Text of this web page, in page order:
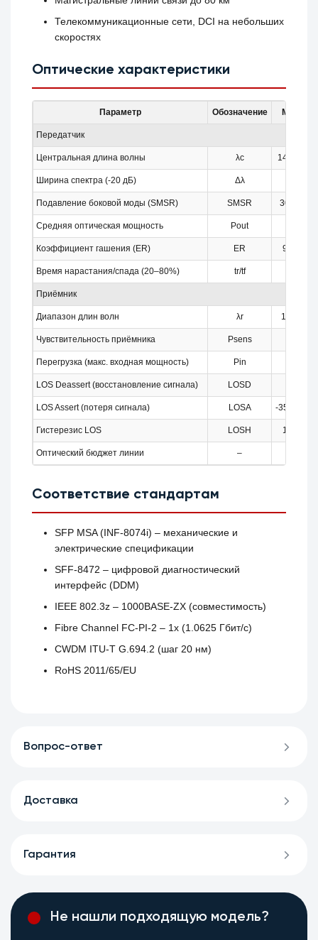
Телекоммуникационные сети, DCI на небольших
скоростях
Оптические характеристики
Параметр Обозначение Мин.
Передатчик
Центральная длина волны λc 1483.5
Ширина спектра (-20 дБ) Δλ
Подавление боковой моды (SMSR) SMSR 30 дБ
Средняя оптическая мощность Pout
Коэффициент гашения (ER) ER 9 дБ
Время нарастания/спада (20–80%) tr/tf
Приёмник
Диапазон длин волн λr 1260
Чувствительность приёмника Psens
Перегрузка (макс. входная мощность) Pin
LOS Deassert (восстановление сигнала) LOSD
LOS Assert (потеря сигнала) LOSA -35 дБм
Гистерезис LOS LOSH 1 дБ
Оптический бюджет линии –
Соответствие стандартам
SFP MSA (INF‑8074i) – механические и
электрические спецификации
SFF‑8472 – цифровой диагностический
интерфейс (DDM)
IEEE 802.3z – 1000BASE‑ZX (совместимость)
Fibre Channel FC‑PI‑2 – 1x (1.0625 Гбит/с)
CWDM ITU‑T G.694.2 (шаг 20 нм)
RoHS 2011/65/EU
Вопрос-ответ
Доставка
Гарантия
Не нашли подходящую модель?